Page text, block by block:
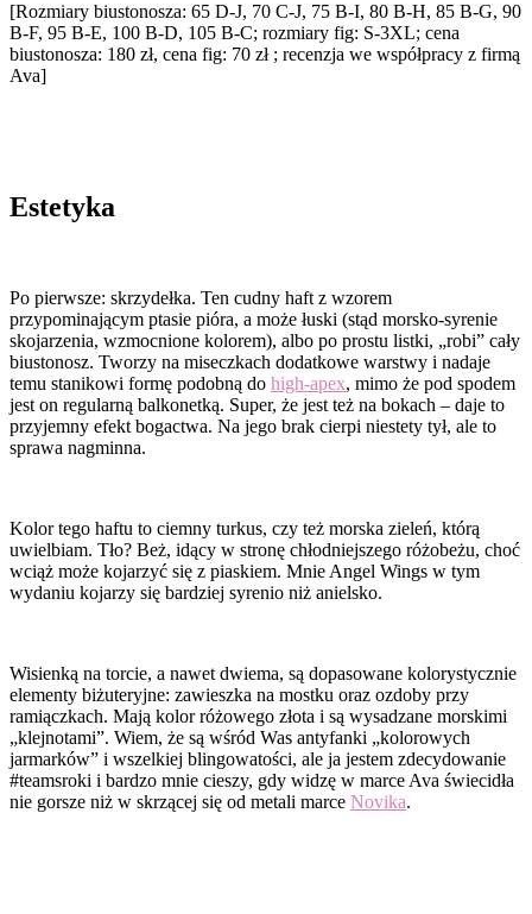
[Rozmiary biustonosza: 65 D-J, 70 C-J, 75 B-I, 80 B-H, 85 B-G, 90
B-F, 95 B-E, 100 B-D, 105 B-C; rozmiary fig: S-3XL; cena
biustonosza: 180 zł, cena fig: 70 zł ; recenzja we współpracy z firmą
Ava]
Estetyka
Po pierwsze: skrzydełka. Ten cudny haft z wzorem
przypominającym ptasie pióra, a może łuski (stąd morsko-syrenie
skojarzenia, wzmocnione kolorem), albo po prostu listki, „robi” cały
biustonosz. Tworzy na miseczkach dodatkowe warstwy i nadaje
temu stanikowi formę podobną do high-apex, mimo że pod spodem
jest on regularną balkonetką. Super, że jest też na bokach – daje to
przyjemny efekt bogactwa. Na jego brak cierpi niestety tył, ale to
sprawa nagminna.
Kolor tego haftu to ciemny turkus, czy też morska zieleń, którą
uwielbiam. Tło? Beż, idący w stronę chłodniejszego różobeżu, choć
wciąż może kojarzyć się z piaskiem. Mnie Angel Wings w tym
wydaniu kojarzy się bardziej syrenio niż anielsko.
Wisienką na torcie, a nawet dwiema, są dopasowane kolorystycznie
elementy biżuteryjne: zawieszka na mostku oraz ozdoby przy
ramiączkach. Mają kolor różowego złota i są wysadzane morskimi
„klejnotami”. Wiem, że są wśród Was antyfanki „kolorowych
jarmarków” i wszelkiej blingowatości, ale ja jestem zdecydowanie
#teamsroki i bardzo mnie cieszy, gdy widzę w marce Ava świecidła
nie gorsze niż w skrzącej się od metali marce Novika.